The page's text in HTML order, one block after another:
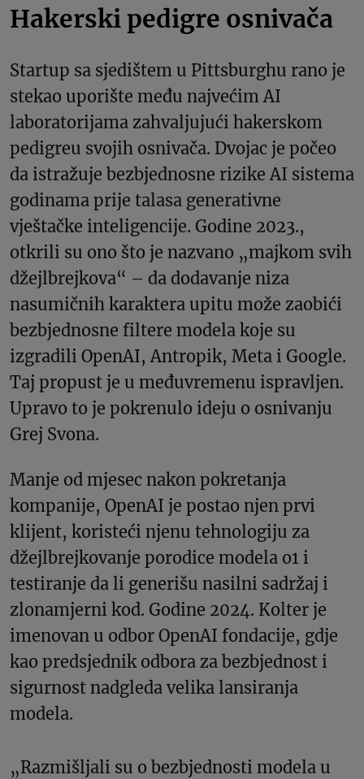
Hakerski pedigre osnivača
Startup sa sjedištem u Pittsburghu rano je
stekao uporište među najvećim AI
laboratorijama zahvaljujući hakerskom
pedigreu svojih osnivača. Dvojac je počeo
da istražuje bezbjednosne rizike AI sistema
godinama prije talasa generativne
vještačke inteligencije. Godine 2023.,
otkrili su ono što je nazvano „majkom svih
džejlbrejkova“ – da dodavanje niza
nasumičnih karaktera upitu može zaobići
bezbjednosne filtere modela koje su
izgradili OpenAI, Antropik, Meta i Google.
Taj propust je u međuvremenu ispravljen.
Upravo to je pokrenulo ideju o osnivanju
Grej Svona.
Manje od mjesec nakon pokretanja
kompanije, OpenAI je postao njen prvi
klijent, koristeći njenu tehnologiju za
džejlbrejkovanje porodice modela o1 i
testiranje da li generišu nasilni sadržaj i
zlonamjerni kod. Godine 2024. Kolter je
imenovan u odbor OpenAI fondacije, gdje
kao predsjednik odbora za bezbjednost i
sigurnost nadgleda velika lansiranja
modela.
„Razmišljali su o bezbjednosti modela u